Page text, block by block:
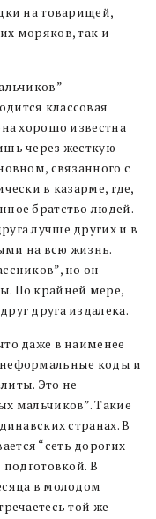
на товарищей,
моряков, так и
классовая
хорошо известна
через жесткую
связанного с
в казарме, где,
братство людей.
лучше других и в
на всю жизнь.
но он
По крайней мере,
друга издалека.
даже в наименее
неформальные коды и
Это не
мальчиков”. Такие
странах. В
“сеть дорогих
подготовкой. В
в молодом
той же